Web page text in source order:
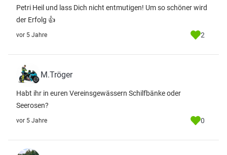
Petri Heil und lass Dich nicht entmutigen! Um so schöner wird
der Erfolg 👍
vor 5 Jahre 2
M.Tröger
Habt ihr in euren Vereinsgewässern Schilfbänke oder
Seerosen?
vor 5 Jahre 0